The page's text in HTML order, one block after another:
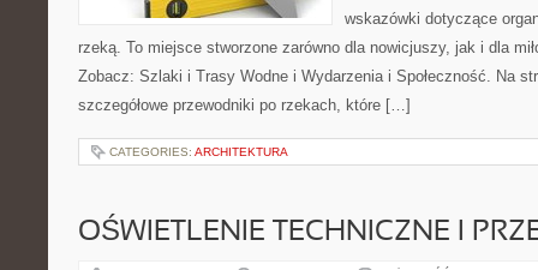
wskazówki dotyczące
rzeką. To miejsce stworzone zarówno dla nowicjuszy, jak i dla
Zobacz: Szlaki i Trasy Wodne i Wydarzenia i Społeczność. Na
szczegółowe przewodniki po rzekach, które […]
CATEGORIES: ARCHITEKTURA
OŚWIETLENIE TECHNICZNE I